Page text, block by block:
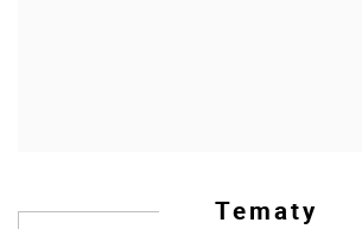
Tematy